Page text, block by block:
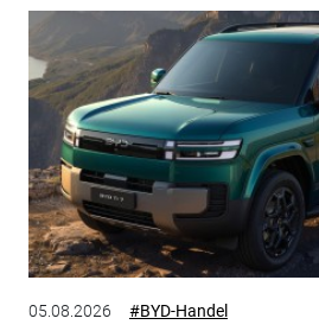
05.08.2026 #BYD-Handel